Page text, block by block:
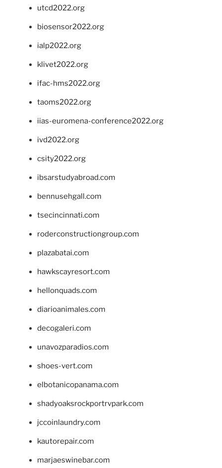
utcd2022.org
biosensor2022.org
ialp2022.org
klivet2022.org
ifac-hms2022.org
taoms2022.org
iias-euromena-conference2022.org
ivd2022.org
csity2022.org
ibsarstudyabroad.com
bennusehgall.com
tsecincinnati.com
roderconstructiongroup.com
plazabatai.com
hawkscayresort.com
hellonquads.com
diarioanimales.com
decogaleri.com
unavozparadios.com
shoes-vert.com
elbotanicopanama.com
shadyoaksrockportrvpark.com
jccoinlaundry.com
kautorepair.com
marjaeswinebar.com